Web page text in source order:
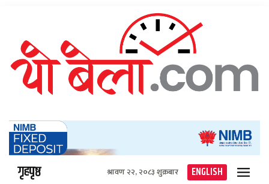
गृहपृष्ठ श्रावण २२, २०८३ शुक्रबार ENGLISH